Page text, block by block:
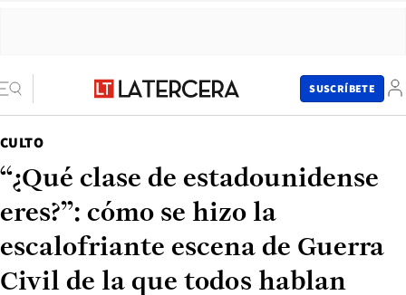
SUSCRÍBETE
CULTO
“¿Qué clase de estadounidense
eres?”: cómo se hizo la
escalofriante escena de Guerra
Civil de la que todos hablan